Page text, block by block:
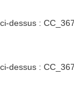
dessus :
dessus :